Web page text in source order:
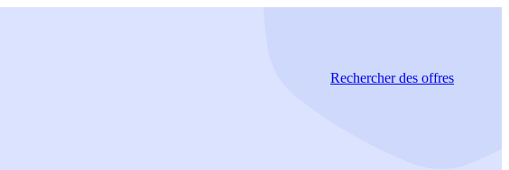
Rechercherdes offres